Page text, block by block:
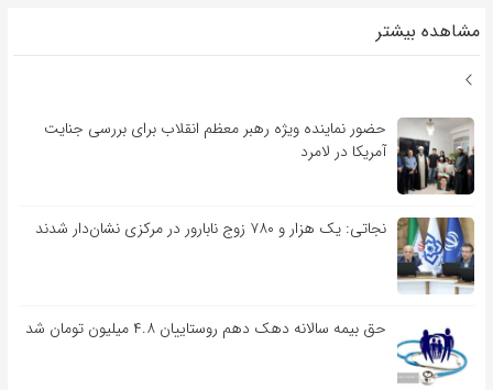
مشاهده بیشتر
حضور نماینده ویژه رهبر معظم انقلاب برای بررسی جنایت
آمریکا در لامرد
نجاتی: یک هزار و ۷۸۰ زوج نابارور در مرکزی نشان‌دار شدند
حق بیمه سالانه دهک دهم روستاییان ۴.۸ میلیون تومان شد